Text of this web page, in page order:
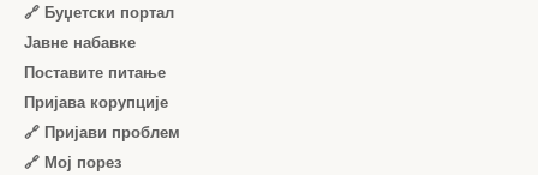
🔗 Буџетски портал
Јавне набавке
Поставите питање
Пријава корупције
🔗 Пријави проблем
🔗 Мој порез